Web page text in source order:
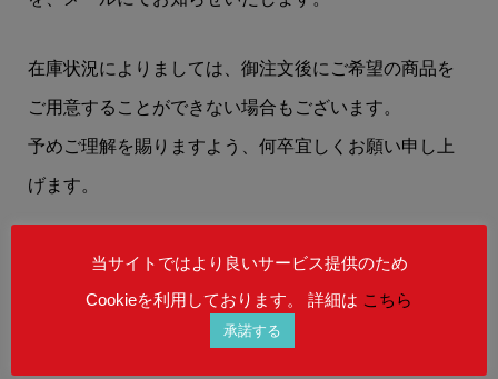
在庫状況によりましては、御注文後にご希望の商品を
ご用意することができない場合もございます。
予めご理解を賜りますよう、何卒宜しくお願い申し上
げます。
当サイトではより良いサービス提供のため
Cookieを利用しております。 詳細は こちら
承諾する